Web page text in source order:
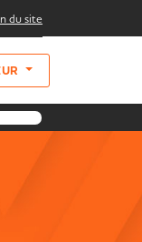
du site